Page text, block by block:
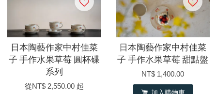
日本陶藝作家中村佳菜
子 手作水果草莓 圓杯碟
系列
從NT$ 2,550.00 起
日本陶藝作家中村佳菜
子 手作水果草莓 甜點盤
NT$ 1,400.00